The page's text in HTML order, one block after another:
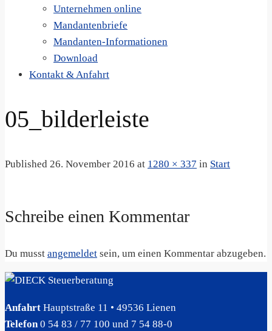
Unternehmen online
Mandantenbriefe
Mandanten-Informationen
Download
Kontakt & Anfahrt
05_bilderleiste
Published 26. November 2016 at 1280 × 337 in Start
Schreibe einen Kommentar
Du musst angemeldet sein, um einen Kommentar abzugeben.
Anfahrt Hauptstraße 11 • 49536 Lienen
Telefon0 54 83 / 77 100 und 7 54 88-0